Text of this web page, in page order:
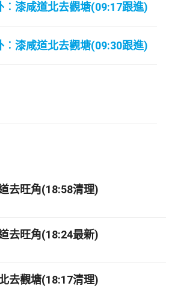
︰漆咸道北去觀塘(09:17跟進)
︰漆咸道北去觀塘(09:30跟進)
去旺角(18:58清理)
去旺角(18:24最新)
去觀塘(18:17清理)